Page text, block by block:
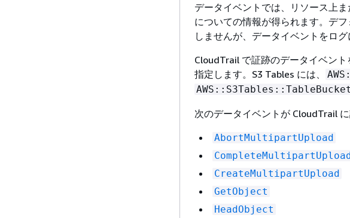
データイベントでは、リソース上
についての情報が得られます。デ
しませんが、データイベントをロ
CloudTrail で証跡のデータイベン
指定します。S3 Tables には、
AWS::S3Tables::TableBucket
次のデータイベントが CloudTrail に
AbortMultipartUpload
CreateMultipartUpload
GetObject
HeadObject